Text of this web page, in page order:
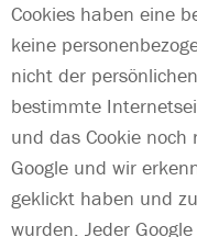
Cookies haben eine
keine
nicht der
bestimmte
und das Cookie
Google und wir
geklickt haben und
wurden. Jeder